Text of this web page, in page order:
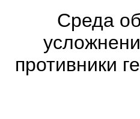
Среда
противники